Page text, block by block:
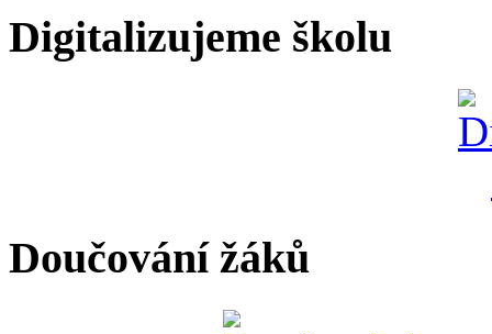
Digitalizujeme školu
Doučování žáků